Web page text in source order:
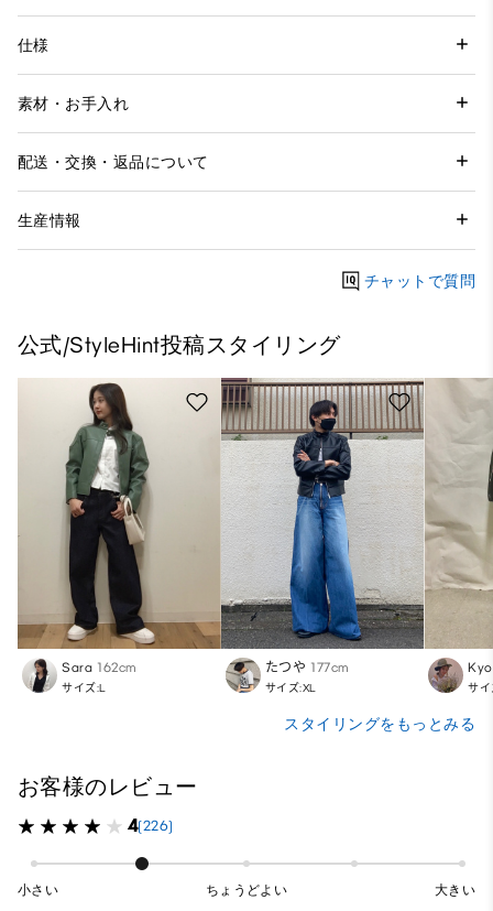
仕様
素材・お手入れ
配送・交換・返品について
生産情報
チャットで質問
公式/StyleHint投稿スタイリング
Sara 162cm
サイズ:L
たつや 177cm
サイズ:XL サイ
スタイリングをもっとみる
お客様のレビュー
4(226)
小さい ちょうどよい 大きい